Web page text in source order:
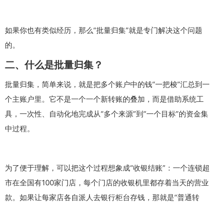
如果你也有类似经历，那么“批量归集”就是专门解决这个问题
的。
二、什么是批量归集？
批量归集，简单来说，就是把多个账户中的钱“一把梭”汇总到一
个主账户里。它不是一个一个新转账的叠加，而是借助系统工
具，一次性、自动化地完成从“多个来源”到“一个目标”的资金集
中过程。
为了便于理解，可以把这个过程想象成“收银结账”：一个连锁超
市在全国有100家门店，每个门店的收银机里都存着当天的营业
款。如果让每家店各自派人去银行柜台存钱，那就是“普通转